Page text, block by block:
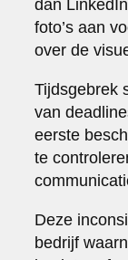
dan
foto’s aan
over de
Tijdsgebrek
van
eerste
te
Deze
bedrijf